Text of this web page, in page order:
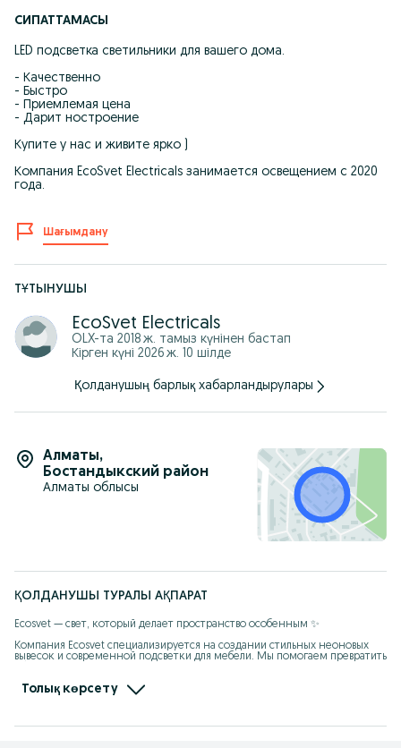
СИПАТТАМАСЫ
LED подсветка светильники для вашего дома.
- Качественно
- Быстро
- Приемлемая цена
- Дарит ностроение
Купите у нас и живите ярко )
Компания EcoSvet Electricals занимается освещением с 2020
года.
Шағымдану
ТҰТЫНУШЫ
EcoSvet Electricals
OLX-та 2018 ж. тамыз күнінен бастап
Кірген күні 2026 ж. 10 шілде
Қолданушың барлық хабарландырулары
Алматы,
Бостандыкский район
Алматы облысы
ҚОЛДАНУШЫ ТУРАЛЫ АҚПАРАТ
Ecosvet — свет, который делает пространство особенным ✨
Компания Ecosvet специализируется на создании стильных неоновых
вывесок и современной подсветки для мебели. Мы помогаем превратить
Мы изготавливаем индивидуальные неоновые вывески для бизнеса,
Толық көрсету